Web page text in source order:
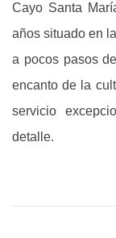
Cayo Santa
años situado en
a pocos pasos
encanto de la
servicio
detalle.